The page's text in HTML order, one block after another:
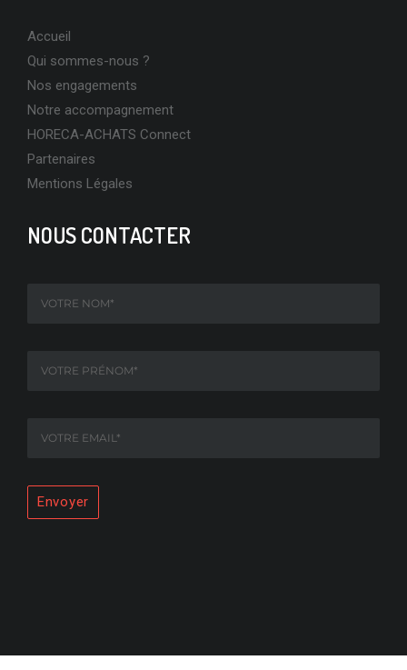
Accueil
Qui sommes-nous ?
Nos engagements
Notre accompagnement
HORECA-ACHATS Connect
Partenaires
Mentions Légales
NOUS CONTACTER